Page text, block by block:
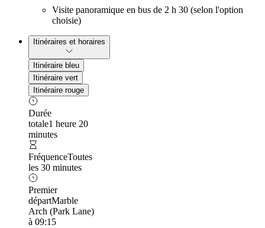
Visite panoramique en bus de 2 h 30 (selon l'option
choisie)
Itinéraires et horaires
Itinéraire bleu
Itinéraire vert
Itinéraire rouge
Durée
totale1 heure 20
minutes
FréquenceToutes
les 30 minutes
Premier
départMarble
Arch (Park Lane)
à 09:15